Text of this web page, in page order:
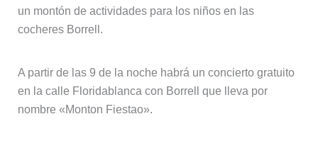
un montón de actividades para los niños en las
cocheres Borrell.
A partir de las 9 de la noche habrá un concierto gratuito
en la calle Floridablanca con Borrell que lleva por
nombre «Monton Fiestao».